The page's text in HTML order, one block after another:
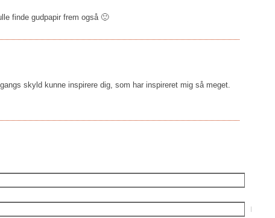
finde gudpapir frem også 🙂
skyld kunne inspirere dig, som har inspireret mig så meget.